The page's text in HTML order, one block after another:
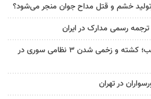
خشم و قتل مداح جوان منجر می‌شود؟
رسمی مدارک در ایران
درگیری شدید در جنوب ادلب؛ کشته و زخمی شدن ۳ نظامی سوری در